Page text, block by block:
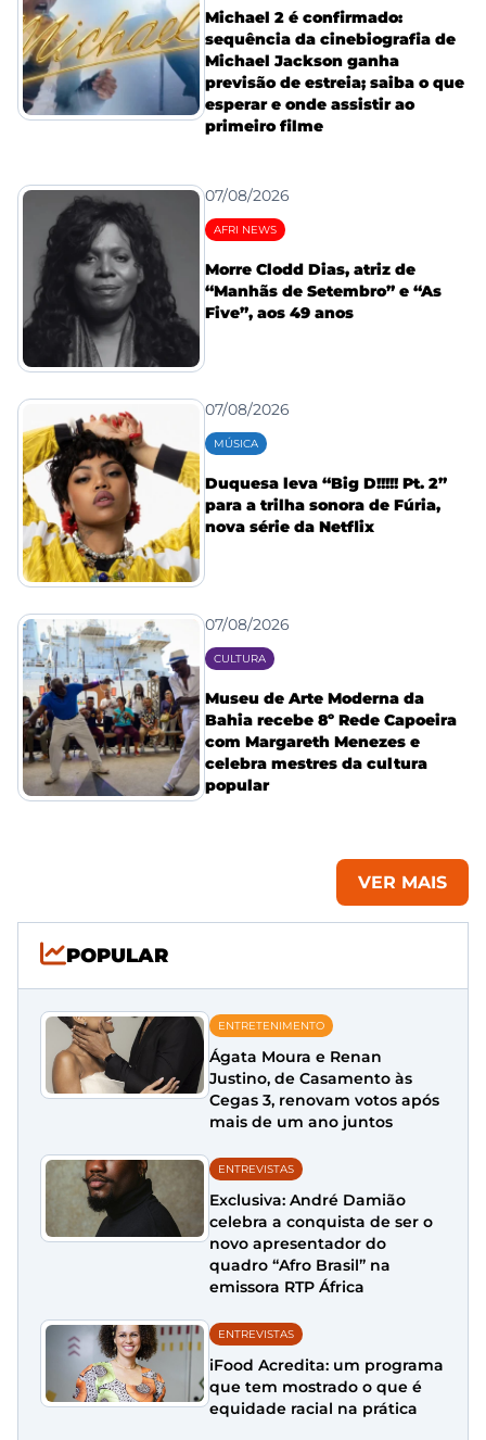
Michael 2 é confirmado:
sequência da cinebiografia de
Michael Jackson ganha
previsão de estreia; saiba o que
esperar e onde assistir ao
primeiro filme
07/08/2026
AFRI NEWS
Morre Clodd Dias, atriz de
“Manhãs de Setembro” e “As
Five”, aos 49 anos
07/08/2026
MÚSICA
Duquesa leva “Big D!!!!! Pt. 2”
para a trilha sonora de Fúria,
nova série da Netflix
07/08/2026
CULTURA
Museu de Arte Moderna da
Bahia recebe 8º Rede Capoeira
com Margareth Menezes e
celebra mestres da cultura
popular
VER MAIS
POPULAR
ENTRETENIMENTO
Ágata Moura e Renan
Justino, de Casamento às
Cegas 3, renovam votos após
mais de um ano juntos
ENTREVISTAS
Exclusiva: André Damião
celebra a conquista de ser o
novo apresentador do
quadro “Afro Brasil” na
emissora RTP África
ENTREVISTAS
iFood Acredita: um programa
que tem mostrado o que é
equidade racial na prática